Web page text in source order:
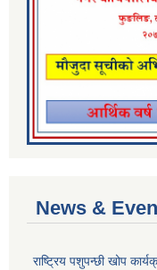
News &
राष्ट्रिय पशुपन्छी खोप